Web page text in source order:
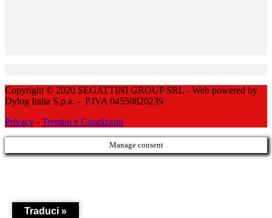
Copyright © 2020 SEGATTINI GROUP SRL - Web powered by
Dylog Italia S.p.a. - P.IVA 04550820239
Privacy - Termini e Condizioni
Manage consent
Traduci »